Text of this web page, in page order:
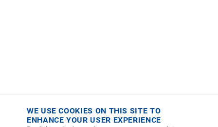
WE USE COOKIES ON THIS SITE TO
ENHANCE YOUR USER EXPERIENCE